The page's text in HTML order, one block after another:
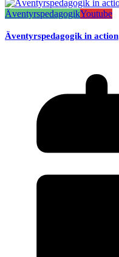
ÄventyrspedagogikYoutube
Äventyrspedagogik in action